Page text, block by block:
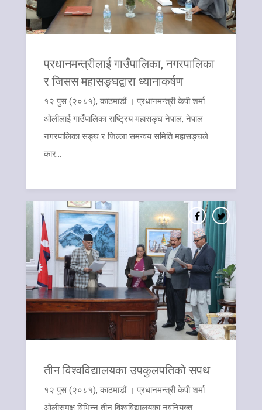
प्रधानमन्त्रीलाई गाउँपालिका, नगरपालिका
र जिसस महासङ्घद्वारा ध्यानाकर्षण
१२ पुस (२०८१), काठमाडौं । प्रधानमन्त्री केपी शर्मा
ओलीलाई गाउँपालिका राष्ट्रिय महासङ्घ नेपाल, नेपाल
नगरपालिका सङ्घ र जिल्ला समन्वय समिति महासङ्घले
कार...
तीन विश्वविद्यालयका उपकुलपतिको सपथ
१२ पुस (२०८१), काठमाडौं । प्रधानमन्त्री केपी शर्मा